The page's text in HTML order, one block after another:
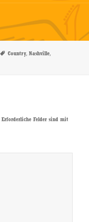
Schlagwörter
Country,Nashville,
Erforderliche Felder sind mit